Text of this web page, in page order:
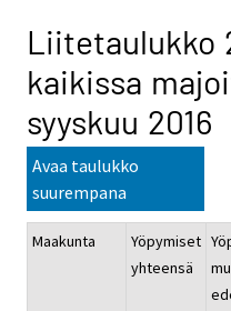
Liitetaulukko
kaikissa
syyskuu 2016
Avaa taulukko
suurempana
Maakunta
Yöpymiset
yhteensä